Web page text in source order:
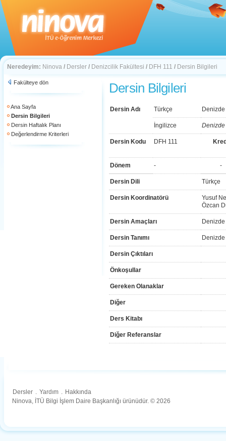
Neredeyim: Ninova / Dersler / Denizcilik Fakültesi / DFH 111 / Dersin Bilgileri
Fakülteye dön
Ana Sayfa
Dersin Bilgileri
Dersin Haftalık Planı
Değerlendirme Kriterleri
Dersin Bilgileri
Dersin Adı Türkçe
İngilizce Denizde
Dersin Kodu DFH 111
Dönem - -
Dersin Dili Türkçe
Dersin Koordinatörü
Yusuf
Özcan
Dersin Amaçları
Dersin Tanımı
Dersin Çıktıları
Önkoşullar
Gereken Olanaklar
Diğer
Ders Kitabı
Diğer Referanslar
Dersler . Yardım . Hakkında
Ninova, İTÜ Bilgi İşlem Daire Başkanlığı ürünüdür. © 2026